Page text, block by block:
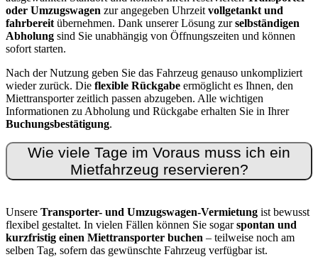
oder Umzugswagen zur angegeben Uhrzeit vollgetankt und
fahrbereit übernehmen. Dank unserer Lösung zurselbständigen
Abholung sind Sie unabhängig von Öffnungszeiten und können
sofort starten.
Nach der Nutzung geben Sie das Fahrzeug genauso unkompliziert
wieder zurück. Die flexible Rückgabe ermöglicht es Ihnen, den
Miettransporter zeitlich passen abzugeben. Alle wichtigen
Informationen zu Abholung und Rückgabe erhalten Sie in Ihrer
Buchungsbestätigung.
Wie viele Tage im Voraus muss ich ein
Mietfahrzeug reservieren?
Unsere Transporter- und Umzugswagen-Vermietung ist bewusst
flexibel gestaltet. In vielen Fällen können Sie sogarspontan und
kurzfristig einen Miettransporter buchen – teilweise noch am
selben Tag, sofern das gewünschte Fahrzeug verfügbar ist.